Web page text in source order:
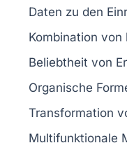
Daten zu den
Kombination von
Beliebtheit von
Organische
Transformation
Multifunktionale